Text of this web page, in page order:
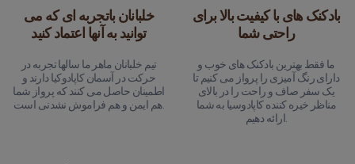
خلبانان باتجربه ای که می
توانید به آنها اعتماد کنید
تیم خلبانان ماهر ما سالها تجربه در
حرکت در آسمان کاپادوکیا دارند و
اطمینان حاصل می کنند که پرواز شما
هم ایمن و هم فراموش نشدنی است.
بادکنک های با کیفیت بالا برای
راحتی شما
ما فقط بهترین بادکنک های خوب و
دارای رنگ آمیزی را پرواز می کنیم تا
یک سفر صاف و راحت را در بالای
مناظر خیره کننده کاپادوسیا به شما
ارائه دهیم.